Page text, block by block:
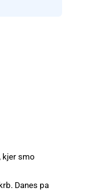
kjer smo
Danes pa